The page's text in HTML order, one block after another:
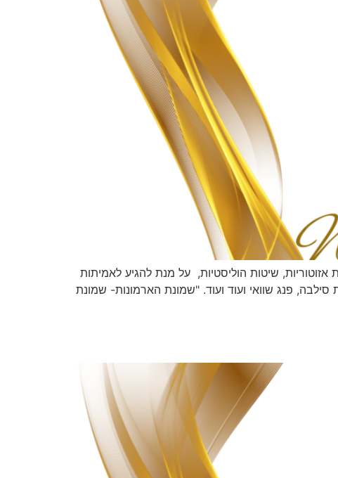
שיטות הוליסטיות, על מנת להגיע לאמיתות
סילבה, פנג שוואי ועוד ועוד. "שמונת הארמונות- שמונת